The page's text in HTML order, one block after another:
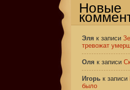
Новые
Эля к записи
тревожат
Оля к записи
Игорь к записи
было